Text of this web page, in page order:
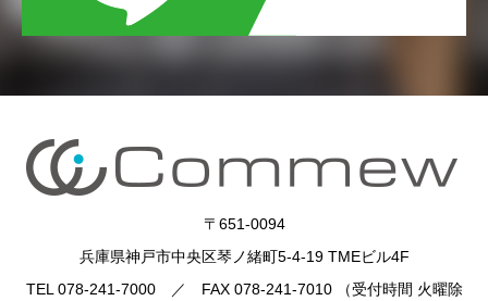
〒651-0094
兵庫県神戸市中央区琴ノ緒町5-4-19 TMEビル4F
TEL 078-241-7000 ／ FAX 078-241-7010 （受付時間 火曜除